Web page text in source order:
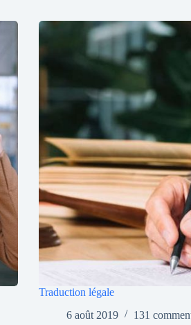
Traduction légale
6 août 2019
131